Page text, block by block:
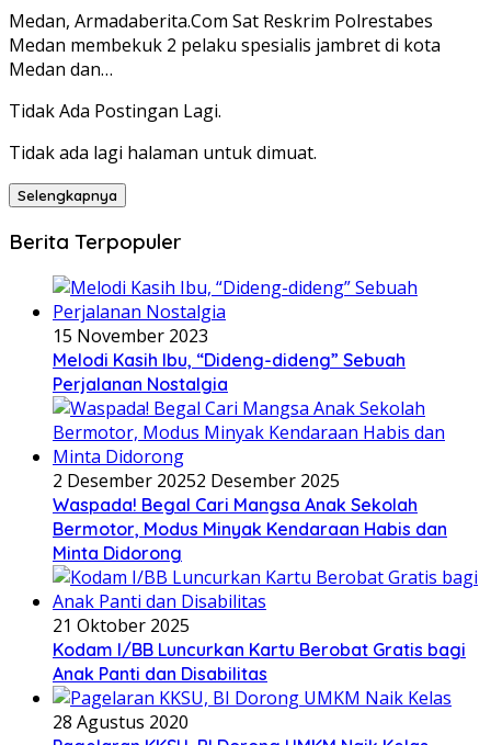
Medan, Armadaberita.Com Sat Reskrim Polrestabes
Medan membekuk 2 pelaku spesialis jambret di kota
Medan dan…
Tidak Ada Postingan Lagi.
Tidak ada lagi halaman untuk dimuat.
Selengkapnya
Berita Terpopuler
15 November 2023
Melodi Kasih Ibu, “Dideng-dideng” Sebuah
Perjalanan Nostalgia
2 Desember 20252 Desember 2025
Waspada! Begal Cari Mangsa Anak Sekolah
Bermotor, Modus Minyak Kendaraan Habis dan
Minta Didorong
21 Oktober 2025
Kodam I/BB Luncurkan Kartu Berobat Gratis bagi
Anak Panti dan Disabilitas
28 Agustus 2020